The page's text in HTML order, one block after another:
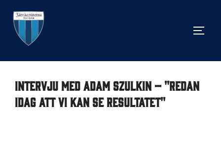
innehåll
Intervju med Adam Szulkin – "redan
idag att vi kan se resultatet"